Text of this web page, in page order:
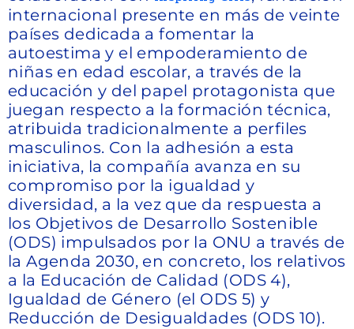
internacional presente en más de veinte
países dedicada a fomentar la
autoestima y el empoderamiento de
niñas en edad escolar, a través de la
educación y del papel protagonista que
juegan respecto a la formación técnica,
atribuida tradicionalmente a perfiles
masculinos. Con la adhesión a esta
iniciativa, la compañía avanza en su
compromiso por la igualdad y
diversidad, a la vez que da respuesta a
los Objetivos de Desarrollo Sostenible
(ODS) impulsados por la ONU a través de
la Agenda 2030, en concreto, los relativos
a la Educación de Calidad (ODS 4),
Igualdad de Género (el ODS 5) y
Reducción de Desigualdades (ODS 10).